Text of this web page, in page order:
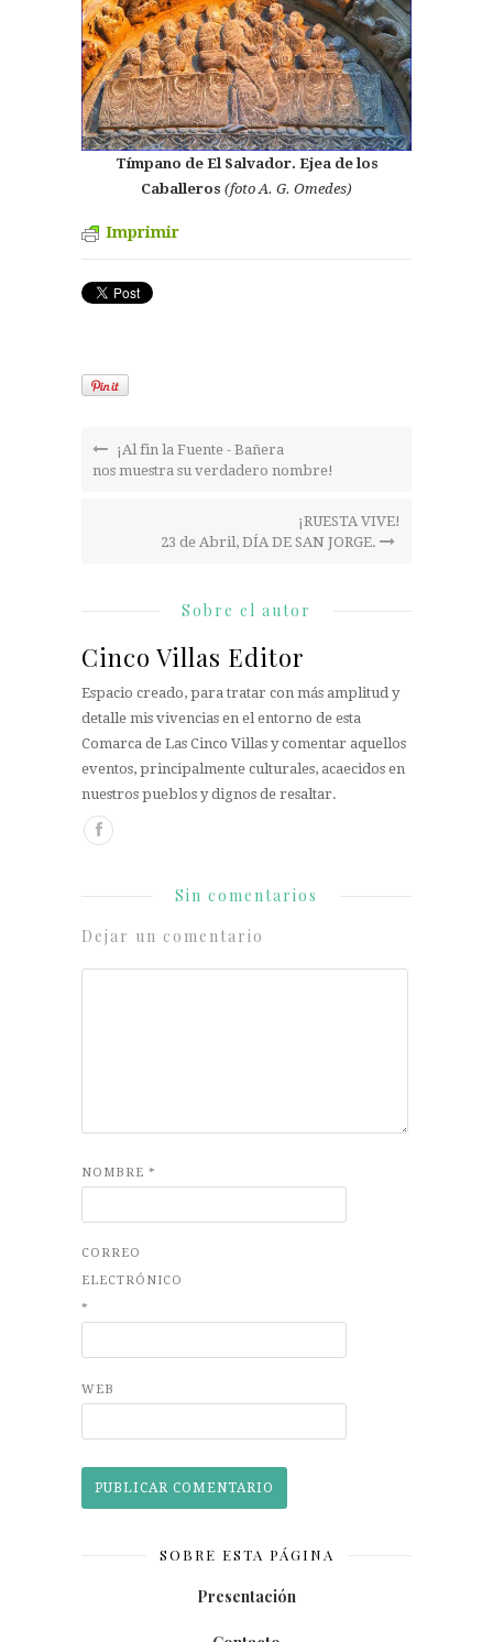
Tímpano de El Salvador. Ejea de los
Caballeros (foto A. G. Omedes)
Imprimir
¡Al fin la Fuente - Bañera
nos muestra su verdadero nombre!
¡RUESTA VIVE!
23 de Abril, DÍA DE SAN JORGE.
Sobre el autor
Cinco Villas Editor
Espacio creado, para tratar con más amplitud y
detalle mis vivencias en el entorno de esta
Comarca de Las Cinco Villas y comentar aquellos
eventos, principalmente culturales, acaecidos en
nuestros pueblos y dignos de resaltar.
Sin comentarios
Dejar un comentario
NOMBRE *
CORREO
ELECTRÓNICO
*
WEB
SOBRE ESTA PÁGINA
Presentación